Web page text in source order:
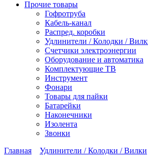
Прочие товары
Гофротруба
Кабель-канал
Распред. коробки
Удлинители / Колодки /
Счетчики электроэнергии
Оборудование и автоматика
Комплектующие ТВ
Инструмент
Фонари
Товары для пайки
Батарейки
Наконечники
Изолента
Звонки
Главная
Удлинители / Колодки / Вилки